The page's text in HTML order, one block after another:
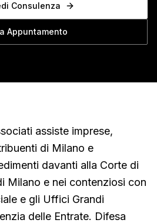
Consulenza
Appuntamento
assiste imprese,
di Milano e
davanti alla Corte di
Milano e nei contenziosi con
e gli Uffici Grandi
delle Entrate. Difesa